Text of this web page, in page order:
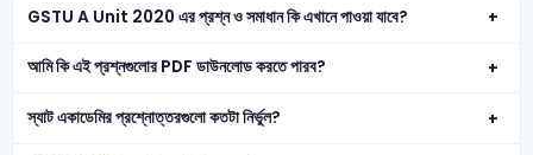
GSTU A Unit 2020 এর প্রশ্ন ও সমাধান কি এখানে পাওয়া যাবে?
আমি কি এই প্রশ্নগুলোর PDF ডাউনলোড করতে পারব?
স্যাট একাডেমির প্রশ্নোত্তরগুলো কতটা নির্ভুল?